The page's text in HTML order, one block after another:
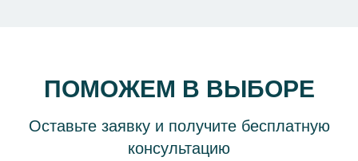
ПОМОЖЕМ В ВЫБОРЕ
Оставьте заявку и получите бесплатную
консультацию